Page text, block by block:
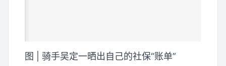
图 | 骑手吴定一晒出自己的社保“账单”